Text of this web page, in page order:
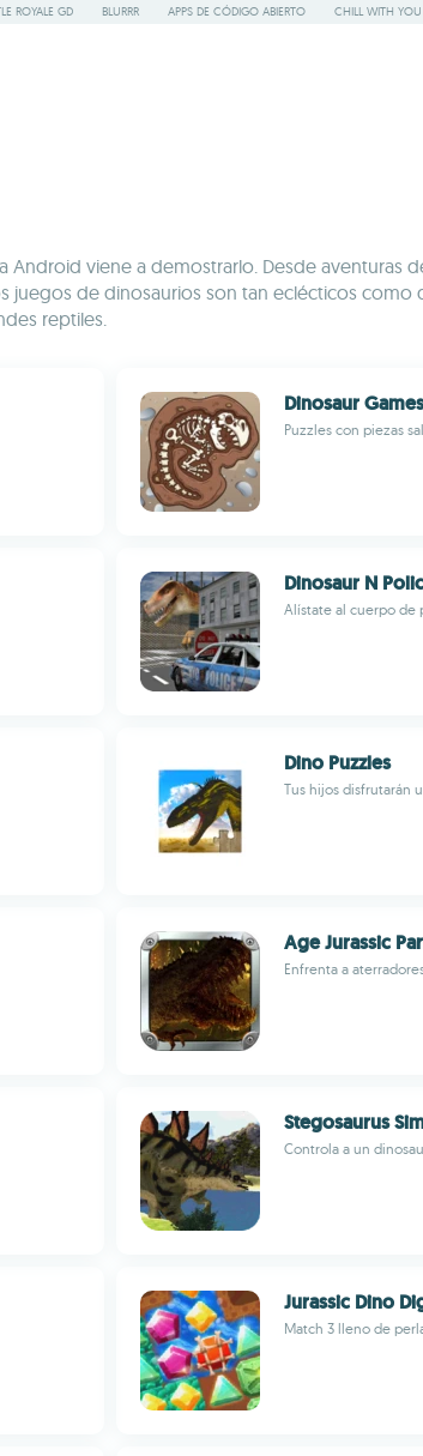
ROYALE GD BLURRR APPS DE CÓDIGO ABIERTO CHILL WITH YOU
viene a demostrarlo. Desde aventuras
de dinosaurios son tan eclécticos
reptiles.
Dinosaur
Puzzles con piezas
Dinosaur N
Alístate al cuerpo de
Dino Puzzles
Tus hijos disfrutarán
Age Jurassic
Enfrenta a
Stegosaurus
Controla a un
Jurassic Dino
Match 3 lleno de